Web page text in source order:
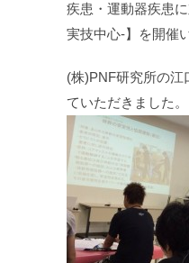
疾患・運動器疾患
実技中心-】を開催
(株)PNF研究所の江
ていただきました。